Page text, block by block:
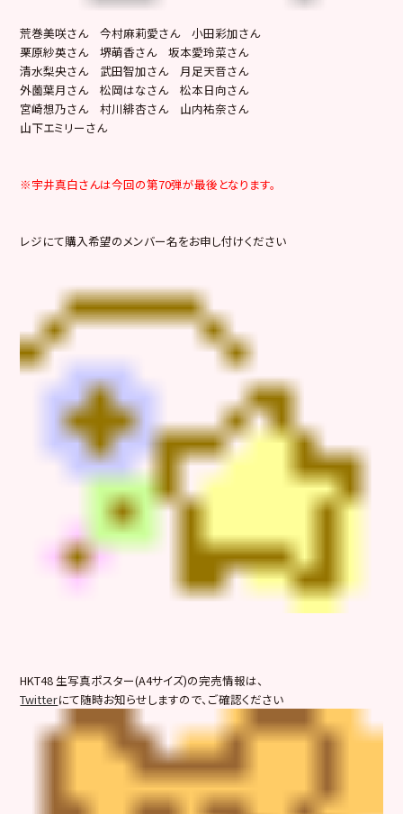
荒巻美咲さん 今村麻莉愛さん 小田彩加さん
栗原紗英さん 堺萌香さん 坂本愛玲菜さん
清水梨央さん 武田智加さん 月足天音さん
外薗葉月さん 松岡はなさん 松本日向さん
宮崎想乃さん 村川緋杏さん 山内祐奈さん
山下エミリーさん
※宇井真白さんは今回の第70弾が最後となります。
レジにて購入希望のメンバー名をお申し付けください
HKT48 生写真ポスター(A4サイズ)の完売情報は、
Twitterにて随時お知らせしますので、ご確認ください